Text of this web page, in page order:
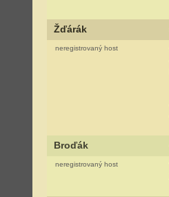
Žďárák
neregistrovaný host
Broďák
neregistrovaný host